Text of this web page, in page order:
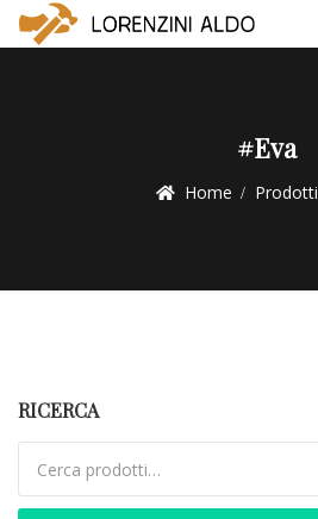
#eva
Home Prodotti
RICERCA